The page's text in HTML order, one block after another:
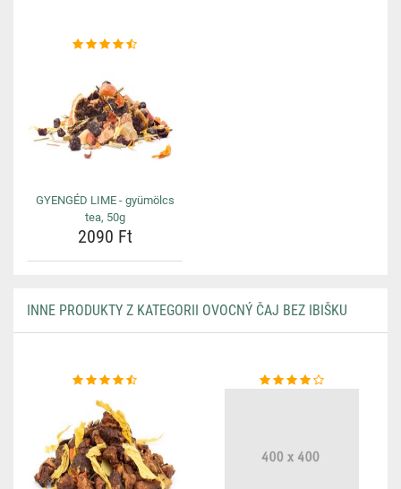
GYENGÉD LIME - gyümölcs
tea, 50g
2090 Ft
INNE PRODUKTY Z KATEGORII OVOCNÝ ČAJ BEZ IBIŠKU